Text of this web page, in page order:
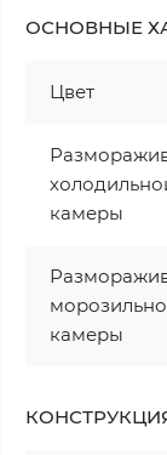
ОСНОВНЫЕ
Цвет
камеры
камеры